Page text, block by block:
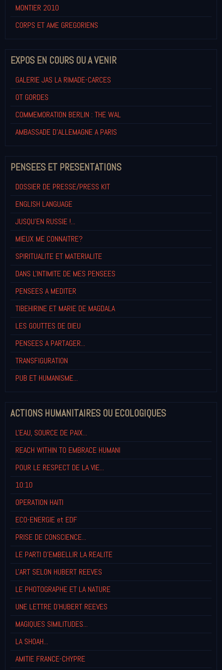
MONTIER 2010
CORPS ET AME GREGORIENS
EXPOS EN COURS OU A VENIR
GALERIE JAS LA RIMADE-CARCES
OT GORDES
COMMEMORATION BERLIN : THE WAL
AMBASSADE D'ALLEMAGNE A PARIS
PENSEES ET PRESENTATIONS
DOSSIER DE PRESSE/PRESS KIT
ENGLISH LANGUAGE
JUSQU'EN RUSSIE !...
MIEUX ME CONNAITRE?
SPIRITUALITE ET MATERIALITE
DANS L'INTIMITE DE MES PENSEES
PENSEES A MEDITER
TIBEHIRINE ET MARIE DE MAGDALA
LES GOUTTES DE DIEU
PENSEES A PARTAGER...
TRANSFIGURATION
PUB ET HUMANISME...
ACTIONS HUMANITAIRES OU ECOLOGIQUES
L'EAU, SOURCE DE PAIX...
REACH WITHIN TO EMBRACE HUMANI
POUR LE RESPECT DE LA VIE...
10:10
OPERATION HAITI
ECO-ENERGIE et EDF
PRISE DE CONSCIENCE...
LE PARTI D'EMBELLIR LA REALITE
L'ART SELON HUBERT REEVES
LE PHOTOGRAPHE ET LA NATURE
UNE LETTRE D'HUBERT REEVES
MAGIQUES SIMILITUDES...
LA SHOAH...
AMITIE FRANCE-CHYPRE